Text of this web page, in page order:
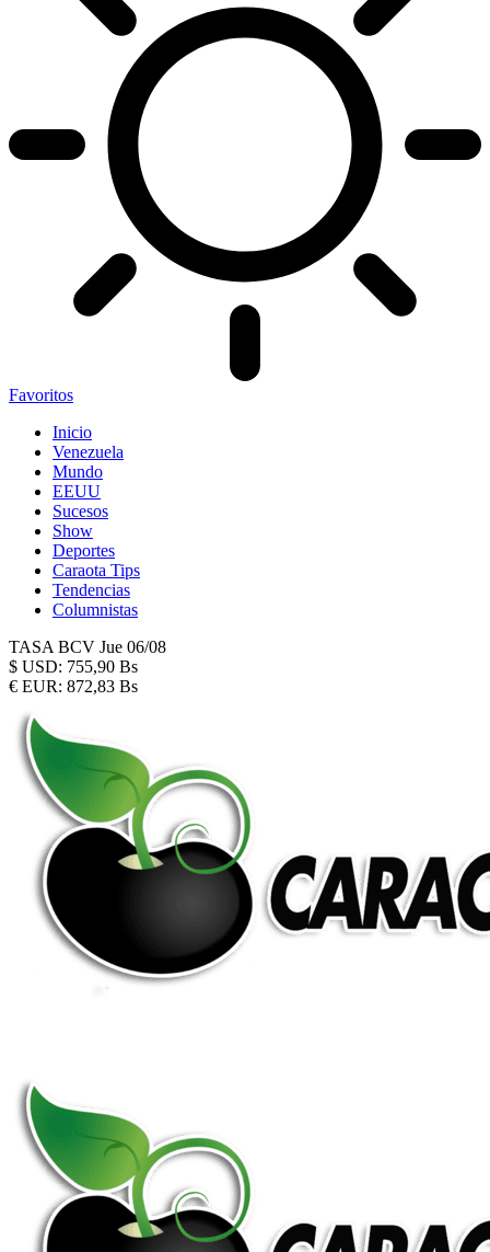
Favoritos
Inicio
Venezuela
Mundo
EEUU
Sucesos
Show
Deportes
Caraota Tips
Tendencias
Columnistas
TASA BCV Jue 06/08
$ USD: 755,90 Bs
€ EUR: 872,83 Bs